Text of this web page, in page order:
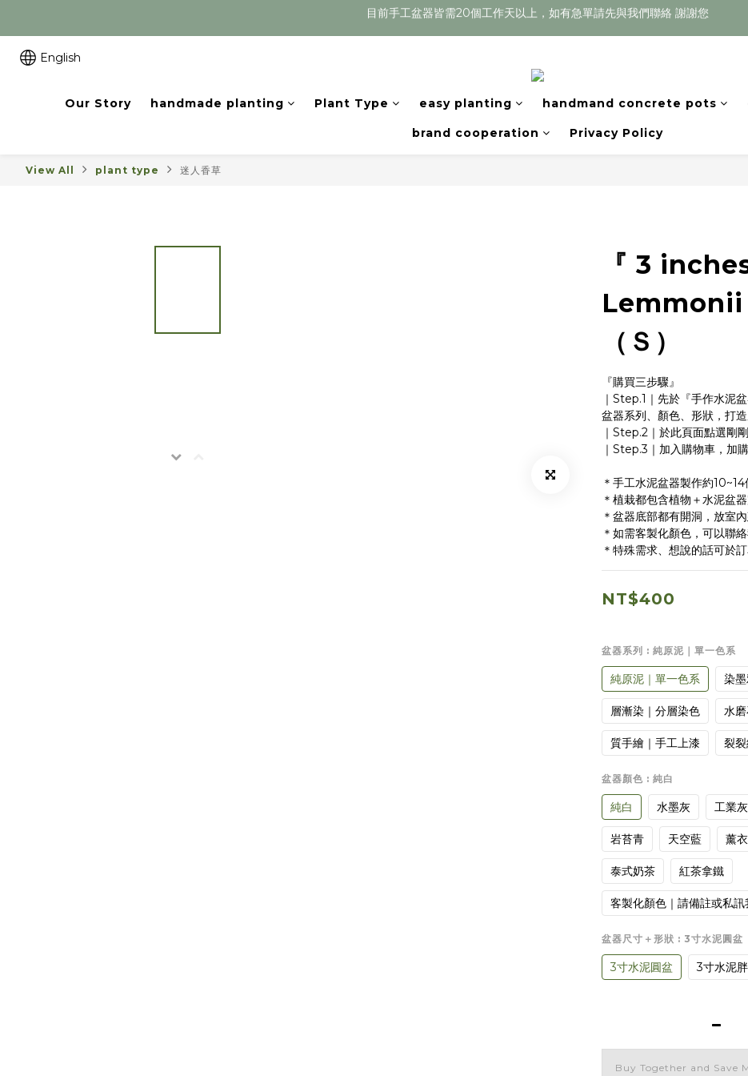
目前手工盆器皆需20個工作天以上，如有急單請先與我們聯絡 謝謝您
Welcome
English
Our Story handmade planting Plant Type easy planting handmand concrete pots
brand cooperation Privacy Policy
View All plant type 迷人香草
『 3
Lemmonii
（Ｓ）
『購買三步驟』
｜Step.1｜先於『手作水泥
盆器系列、顏色、形狀，打
｜Step.2｜於此頁面點選剛
｜Step.3｜加入購物車，加
＊手工水泥盆器製作約
＊植栽都包含植物＋水泥盆
＊盆器底部都有開洞，放室
＊如需客製化顏色，可以聯
＊特殊需求、想說的話可於
NT$400
盆器系列 : 純原泥｜單一色系
純原泥｜單一色系 染
層漸染｜分層染色 水
質手繪｜手工上漆 裂
盆器顏色 : 純白
純白 水墨灰 工業灰
岩苔青 天空藍 薰
泰式奶茶 紅茶拿鐵
客製化顏色｜請備註或私訊
盆器尺寸＋形狀 : 3寸水泥圓盆
3寸水泥圓盆 3寸水泥
Buy Together and Save